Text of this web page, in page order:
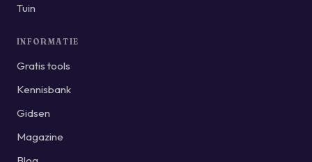
Tuin
INFORMATIE
Gratis tools
Kennisbank
Gidsen
Magazine